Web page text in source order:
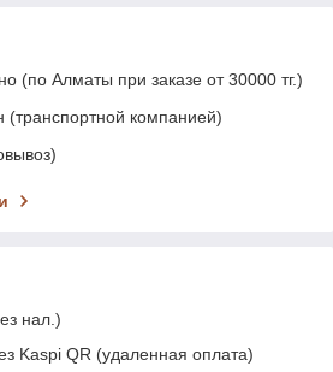
(по Алматы при заказе от 30000 тг.)
(транспортной компанией)
нал.)
Kaspi QR (удаленная оплата)